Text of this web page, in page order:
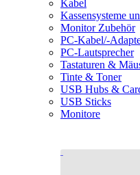
Kabel
Kassensysteme
Monitor Zubehör
PC-Kabel/-
PC-Lautsprecher
Tastaturen &
Tinte & Toner
USB Hubs &
USB Sticks
Monitore